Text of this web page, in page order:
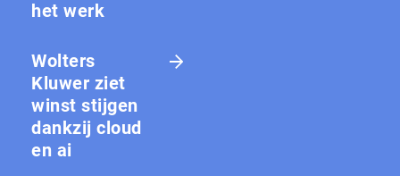
het werk
Wolters
Kluwer ziet
winst stijgen
dankzij cloud
en ai